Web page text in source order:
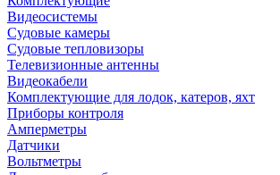
Видеосистемы
Судовые камеры
Cудовые тепловизоры
Телевизионные антенны
Видеокабели
Комплектующие для лодок, катеров, яхт
Приборы контроля
Амперметры
Датчики
Вольтметры